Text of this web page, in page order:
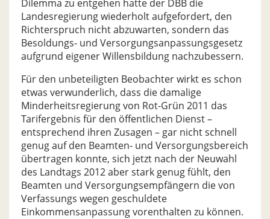
Dilemma zu entgehen hatte der DBB die
Landesregierung wiederholt aufgefordert, den
Richterspruch nicht abzuwarten, sondern das
Besoldungs- und Versorgungsanpassungsgesetz
aufgrund eigener Willensbildung nachzubessern.
Für den unbeteiligten Beobachter wirkt es schon
etwas verwunderlich, dass die damalige
Minderheitsregierung von Rot-Grün 2011 das
Tarifergebnis für den öffentlichen Dienst –
entsprechend ihren Zusagen – gar nicht schnell
genug auf den Beamten- und Versorgungsbereich
übertragen konnte, sich jetzt nach der Neuwahl
des Landtags 2012 aber stark genug fühlt, den
Beamten und Versorgungsempfängern die von
Verfassungs wegen geschuldete
Einkommensanpassung vorenthalten zu können.